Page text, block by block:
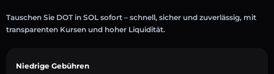
Tauschen Sie DOT in SOL sofort – schnell, sicher und zuverlässig, mit
transparenten Kursen und hoher Liquidität.
Niedrige Gebühren